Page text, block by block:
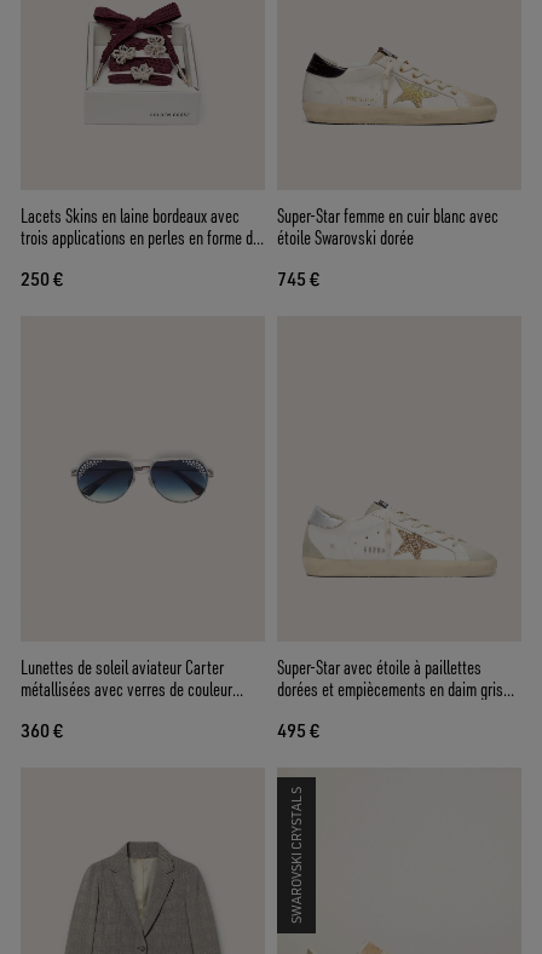
Lacets Skins en laine bordeaux avec
trois applications en perles en forme de
250 €
Super-Star femme en cuir blanc avec
étoile Swarovski dorée
745 €
Lunettes de soleil aviateur Carter
métallisées avec verres de couleur
360 €
Super-Star avec étoile à paillettes
dorées et empiècements en daim gris
495 €
SWAROVSKI CRYSTALS